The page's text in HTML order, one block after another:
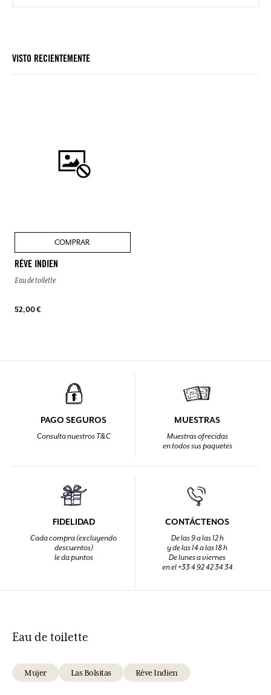
VISTO RECIENTEMENTE
COMPRAR
RÊVE INDIEN
Eau de toilette
52,00 €
PAGO SEGUROS
Consulta nuestros T&C
MUESTRAS
Muestras ofrecidas
en todos sus paquetes
FIDELIDAD
Cada compra (excluyendo
descuentos)
le da puntos
CONTÁCTENOS
De las 9 a las 12 h
y de las 14 a las 18 h
De lunes a viernes
en el +33 4 92 42 34 34
Eau de toilette
Mujer Las Bolsitas Rêve Indien